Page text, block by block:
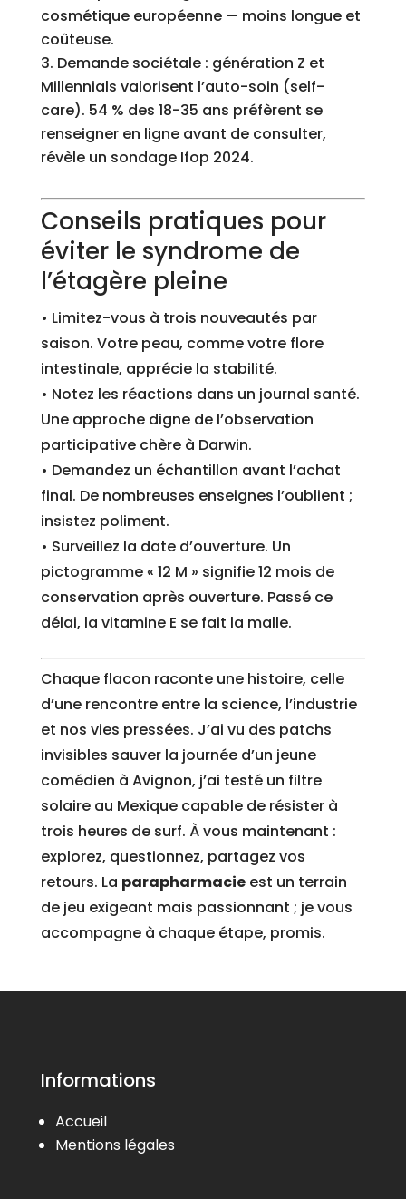
cosmétique européenne — moins longue et
coûteuse.
Demande sociétale : génération Z et
Millennials valorisent l’auto-soin (self-
care). 54 % des 18-35 ans préfèrent se
renseigner en ligne avant de consulter,
révèle un sondage Ifop 2024.
Conseils pratiques pour
éviter le syndrome de
l’étagère pleine
• Limitez-vous à trois nouveautés par
saison. Votre peau, comme votre flore
intestinale, apprécie la stabilité.
• Notez les réactions dans un journal santé.
Une approche digne de l’observation
participative chère à Darwin.
• Demandez un échantillon avant l’achat
final. De nombreuses enseignes l’oublient ;
insistez poliment.
• Surveillez la date d’ouverture. Un
pictogramme « 12 M » signifie 12 mois de
conservation après ouverture. Passé ce
délai, la vitamine E se fait la malle.
Chaque flacon raconte une histoire, celle
d’une rencontre entre la science, l’industrie
et nos vies pressées. J’ai vu des patchs
invisibles sauver la journée d’un jeune
comédien à Avignon, j’ai testé un filtre
solaire au Mexique capable de résister à
trois heures de surf. À vous maintenant :
explorez, questionnez, partagez vos
retours. La parapharmacieest un terrain
de jeu exigeant mais passionnant ; je vous
accompagne à chaque étape, promis.
Informations
Accueil
Mentions légales